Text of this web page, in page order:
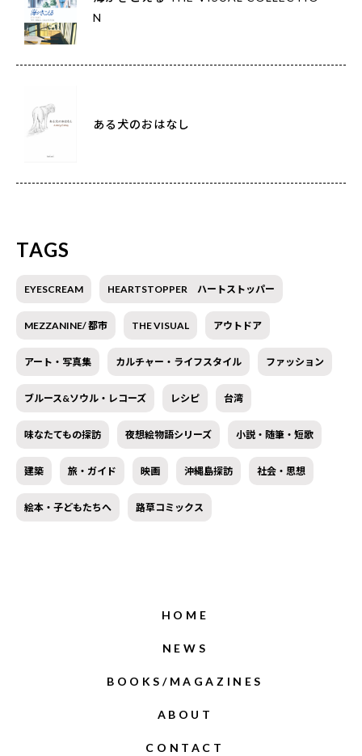
N
ある犬のおはなし
TAGS
EYESCREAM HEARTSTOPPER ハートストッパー
MEZZANINE/ 都市 THE VISUAL アウトドア
アート・写真集 カルチャー・ライフスタイル ファッション
ブルース&ソウル・レコーズ レシピ 台湾
味なたてもの探訪 夜想絵物語シリーズ 小説・随筆・短歌
建築 旅・ガイド 映画 沖縄島探訪 社会・思想
絵本・子どもたちへ 路草コミックス
HOME
NEWS
BOOKS/MAGAZINES
ABOUT
CONTACT